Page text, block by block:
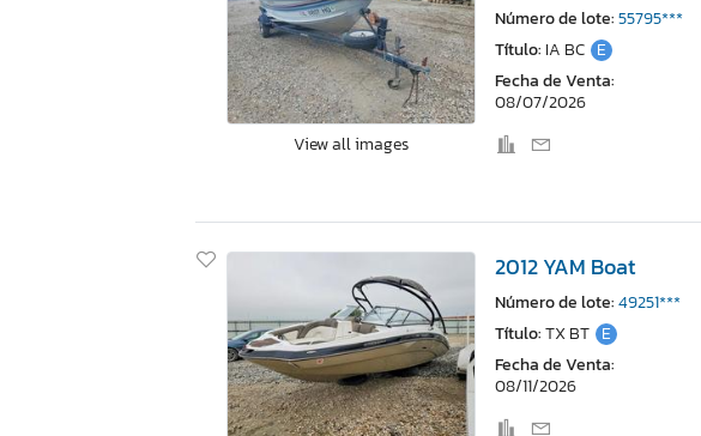
View all images
Número de lote:55795***
Título: IA BC E
Fecha de Venta:
08/07/2026
2012 YAM Boat
Número de lote:49251***
Título:TX BT E
Fecha de Venta:
08/11/2026